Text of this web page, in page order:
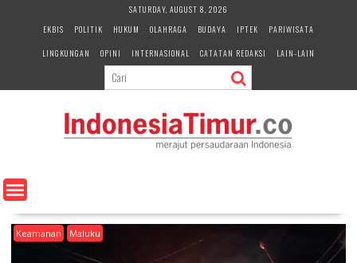
e
n
SATURDAY, AUGUST 8, 2026
EKBIS
POLITIK HUKUM OLAHRAGA BUDAYA IPTEK
PARIWISATA
LINGKUNGAN
OPINI INTERNASIONAL CATATAN REDAKSI LAIN-LAIN
Keamanan Maluku